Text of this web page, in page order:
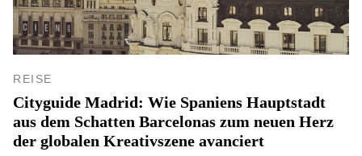
REISE
Cityguide Madrid: Wie Spaniens Hauptstadt
aus dem Schatten Barcelonas zum neuen Herz
der globalen Kreativszene avanciert